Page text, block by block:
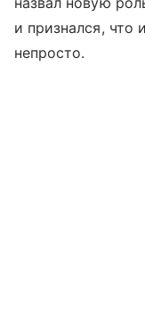
и признался, что
непросто.